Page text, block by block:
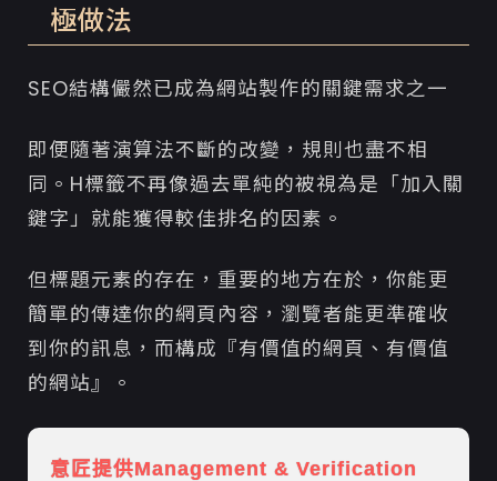
極做法
SEO結構儼然已成為網站製作的關鍵需求之一
即便隨著演算法不斷的改變，規則也盡不相
同。H標籤不再像過去單純的被視為是「加入關
鍵字」就能獲得較佳排名的因素。
但標題元素的存在，重要的地方在於，你能更
簡單的傳達你的網頁內容，瀏覽者能更準確收
到你的訊息，而構成『有價值的網頁、有價值
的網站』。
意匠提供Management & Verification